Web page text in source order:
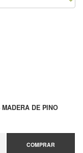
DE PINO
COMPRAR